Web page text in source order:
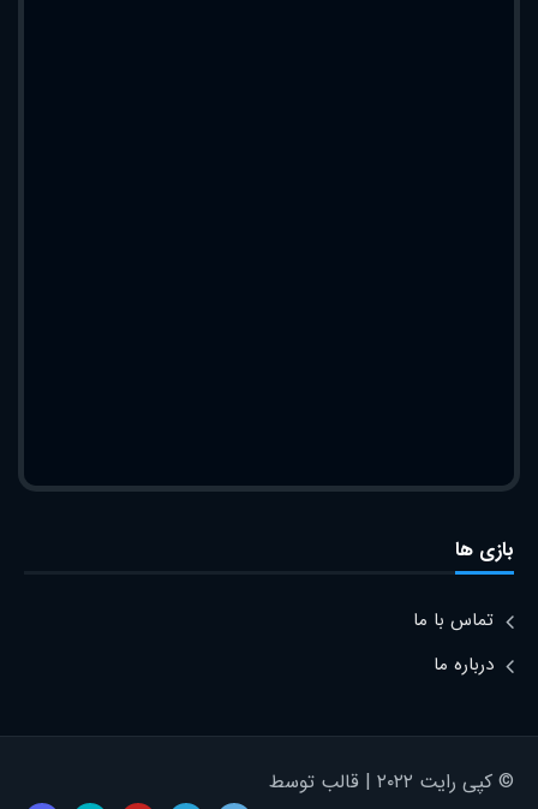
بازی ها
تماس با ما
درباره ما
© کپی رایت ۲۰۲۲ | قالب توسط